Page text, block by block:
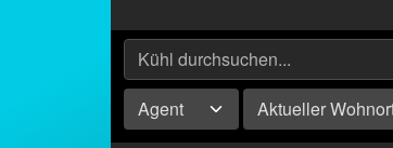
Agent
Aktueller